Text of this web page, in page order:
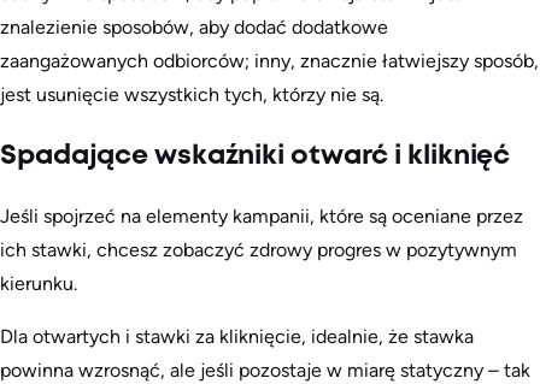
znalezienie sposobów, aby dodać dodatkowe
zaangażowanych odbiorców; inny, znacznie łatwiejszy sposób,
jest usunięcie wszystkich tych, którzy nie są.
Spadające wskaźniki otwarć i kliknięć
Jeśli spojrzeć na elementy kampanii, które są oceniane przez
ich stawki, chcesz zobaczyć zdrowy progres w pozytywnym
kierunku.
Dla otwartych i stawki za kliknięcie, idealnie, że stawka
powinna wzrosnąć, ale jeśli pozostaje w miarę statyczny – tak